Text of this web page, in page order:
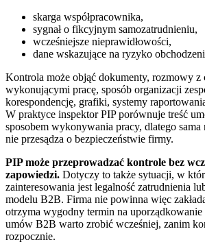
skarga współpracownika,
sygnał o fikcyjnym samozatrudnieniu,
wcześniejsze nieprawidłowości,
dane wskazujące na ryzyko
Kontrola może objąć dokumenty, rozmowy z
wykonującymi pracę, sposób organizacji
korespondencję, grafiki, systemy
W praktyce inspektor PIP porównuje treść
sposobem wykonywania pracy, dlatego
nie przesądza o bezpieczeństwie firmy.
PIP może przeprowadzać kontrole bez
zapowiedzi. Dotyczy to także sytuacji, w
zainteresowania jest legalność zatrudnienia
modelu B2B. Firma nie powinna więc
otrzyma wygodny termin na
umów B2B warto zrobić wcześniej, zanim
rozpocznie.